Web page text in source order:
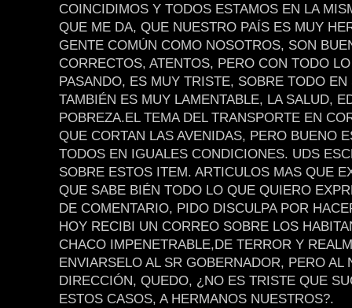
COINCIDIMOS Y TODOS ESTAMOS EN LA
QUE ME DA, QUE NUESTRO PAÍS ES MUY
GENTE COMÚN COMO NOSOTROS, SON
CORRECTOS, ATENTOS, PERO CON TODO
PASANDO, ES MUY TRISTE, SOBRE TODO
TAMBIÉN ES MUY LAMENTABLE, LA SALUD,
POBREZA.EL TEMA DEL TRANSPORTE EN
QUE CORTAN LAS AVENIDAS, PERO BUENO
TODOS EN IGUALES CONDICIONES. UDS
SOBRE ESTOS ITEM. ARTICULOS MAS QUE
QUE SABE BIÉN TODO LO QUE QUIERO
DE COMENTARIO, PIDO DISCULPA POR
HOY RECIBI UN CORREO SOBRE LOS
CHACO IMPENETRABLE,DE TERROR Y
ENVIARSELO AL SR GOBERNADOR, PERO AL
DIRECCIÓN, QUEDO, ¿NO ES TRISTE QUE
ESTOS CASOS, A HERMANOS NUESTROS?.